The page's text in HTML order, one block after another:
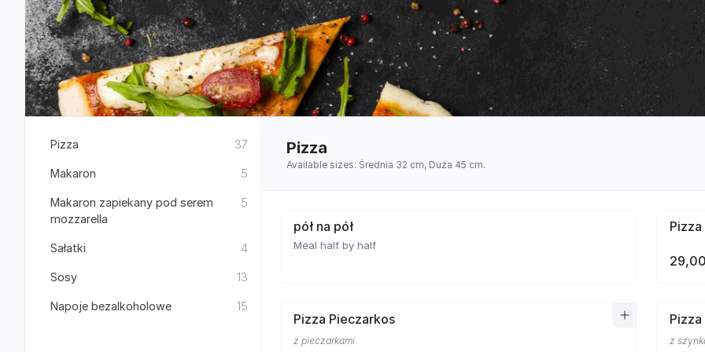
Pizza 37
Makaron 5
Makaron zapiekany pod serem
mozzarella
5
Sałatki 4
Sosy 13
Napoje bezalkoholowe 15
Pizza
Available sizes: Średnia 32 cm, Duża 45 cm.
pół na pół
Meal half by half
Pizza Pieczarkos
z pieczarkami
Pizza
z